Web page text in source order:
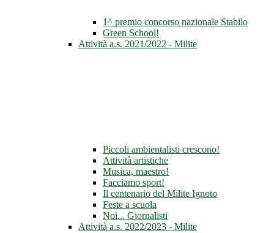
1^ premio concorso nazionale Stabilo
Green School!
Attività a.s. 2021/2022 - Milite
Piccoli ambientalisti crescono!
Attività artistiche
Musica, maestro!
Facciamo sport!
Il centenario del Milite Ignoto
Feste a scuola
Noi... Giornalisti
Attività a.s. 2022/2023 - Milite